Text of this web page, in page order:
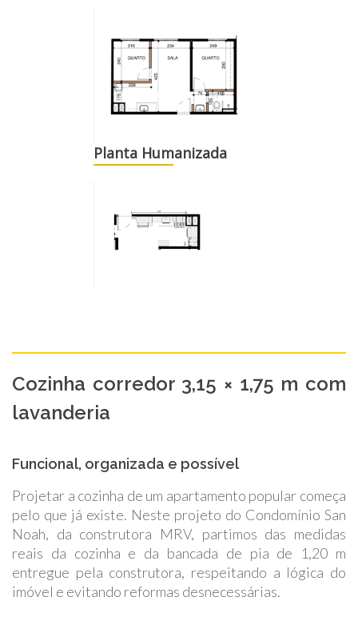
Clube MOB Magalu Clube MOB Magalu
Clube MOB Magalu Clube MOB Magalu
Planta Humanizada
Cozinha corredor 3,15 × 1,75 m com
lavanderia
Funcional, organizada e possível
Projetar a cozinha de um apartamento popular começa
pelo que já existe. Neste projeto do Condomínio San
Noah, da construtora MRV, partimos das medidas
reais da cozinha e da bancada de pia de 1,20 m
entregue pela construtora, respeitando a lógica do
imóvel e evitando reformas desnecessárias.